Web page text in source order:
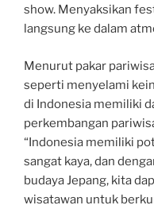
show. Menyaksikan
langsung ke dalam
Menurut pakar
seperti menyelami
di Indonesia memiliki
perkembangan
“Indonesia memiliki
sangat kaya, dan
budaya Jepang, kita
wisatawan untuk